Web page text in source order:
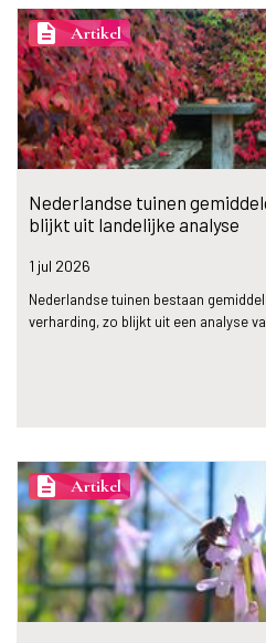
description Artikel
Nederlandse tuinen
blijkt uit landelijke analyse
1 jul 2026
Nederlandse tuinen bestaan
verharding, zo blijkt uit een analyse
description Artikel